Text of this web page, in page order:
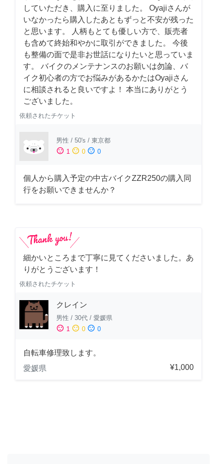
していただき、購入に至りました。 Oyajiさんが
いなかったら購入したあともずっと不安が残った
と思います。 人柄もとても優しい方で、販売者
も含めて終始和やかに取引ができました。 今後
も整備の面で是非お世話になりたいと思っていま
す。 バイクのメンテナンスのお願いは勿論、バ
イク初心者の方でお悩みがあるかたはOyajiさん
に相談されると良いですよ！ 本当にありがとう
ございました。
依頼されたチケット
男性 / 50's / 東京都
sentiment_satisfied 1 sentiment_neutral 0 sentiment_dissatisfied 0
個人から購入予定の中古バイクZZR250の購入同
行をお願いできませんか？
細かいところまで丁寧に見てくださいました。あ
りがとうございます！
依頼されたチケット
クレイン
男性 / 30代 / 愛媛県
sentiment_satisfied 1 sentiment_neutral 0 sentiment_dissatisfied 0
自転車修理致します。
愛媛県
¥1,000